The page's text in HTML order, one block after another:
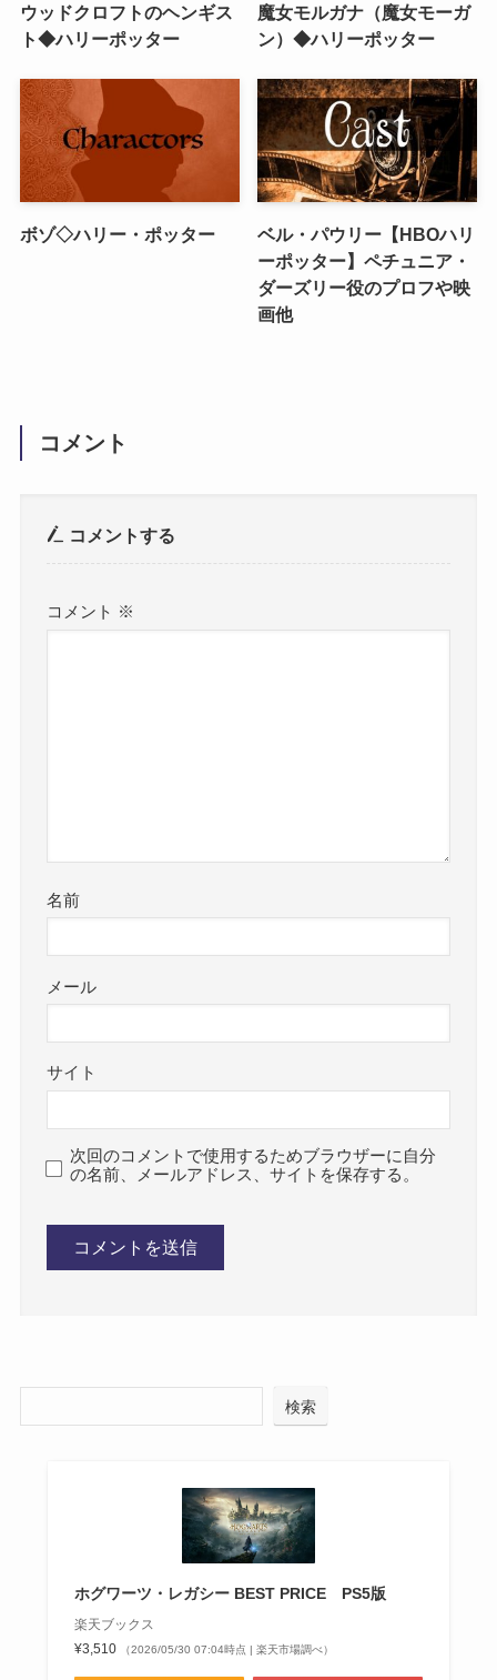
ウッドクロフトのヘンギス
ト◆ハリーポッター
魔女モルガナ（魔女モーガ
ン）◆ハリーポッター
ボゾ◇ハリー・ポッター
ベル・パウリー【HBOハリ
ーポッター】ペチュニア・
ダーズリー役のプロフや映
画他
コメント
コメントする
コメント ※
名前
メール
サイト
次回のコメントで使用するためブラウザーに自分
の名前、メールアドレス、サイトを保存する。
検索
ホグワーツ・レガシー BEST PRICE PS5版
楽天ブックス
¥3,510
（2026/05/30 07:04時点 | 楽天市場調べ）